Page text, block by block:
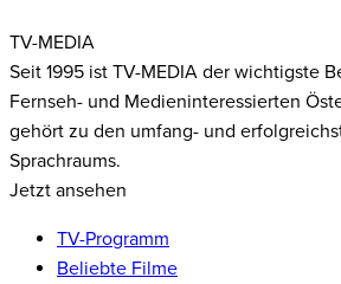
TV-MEDIA
Seit 1995 ist TV-MEDIA der wichtigste
Fernseh- und Medieninteressierten
gehört zu den umfang- und
Sprachraums.
Jetzt ansehen
TV-Programm
Beliebte Filme